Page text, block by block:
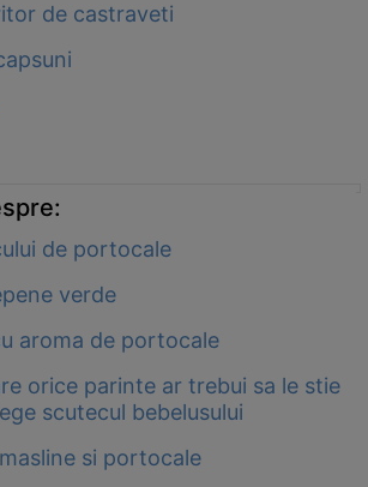
de castraveti
de portocale
verde
aroma de portocale
orice parinte ar trebui sa le stie
scutecul bebelusului
si portocale